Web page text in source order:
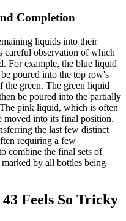
Completion
liquids into their
careful observation of which
For example, the blue liquid
poured into the top row's
the green. The green liquid
be poured into the partially
pink liquid, which is often
moved into its final position.
the last few distinct
requiring a few
combine the final sets of
by all bottles being
Feels So Tricky